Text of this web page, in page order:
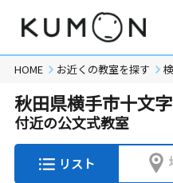
HOME お近くの教室を探す
秋田県横手市十文
付近の公文式教室
リスト